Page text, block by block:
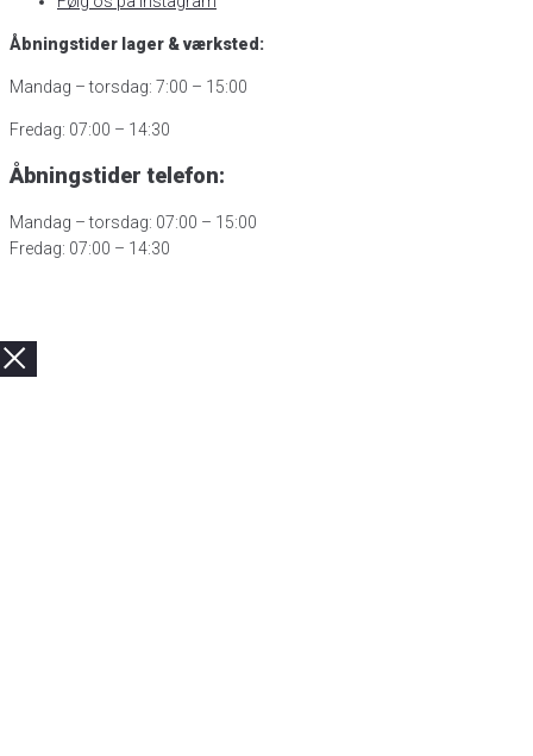
Åbningstider lager & værksted:
Mandag – torsdag: 7:00 – 15:00
Fredag: 07:00 – 14:30
Åbningstider telefon:
Mandag – torsdag: 07:00 – 15:00
Fredag: 07:00 – 14:30